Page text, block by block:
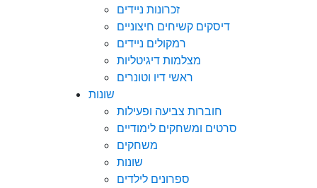
זכרונות ניידים
דיסקים קשיחים חיצוניים
רמקולים ניידים
מצלמות דיגיטליות
ראשי דיו וטונרים
שונות
חוברות צביעה ופעילות
סרטים ומשחקים לימודיים
משחקים
שונות
ספרונים לילדים